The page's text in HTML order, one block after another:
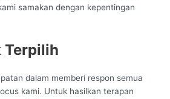
samakan dengan kepentingan
Terpilih
dalam memberi respon semua
kami. Untuk hasilkan terapan